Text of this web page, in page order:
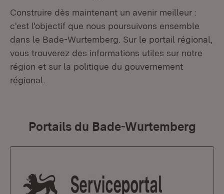
Construire dès maintenant un avenir meilleur :
c'est l'objectif que nous poursuivons ensemble
dans le Bade-Wurtemberg. Sur le portail régional,
vous trouverez des informations utiles sur notre
région et sur la politique du gouvernement
régional.
Portails du Bade-Wurtemberg